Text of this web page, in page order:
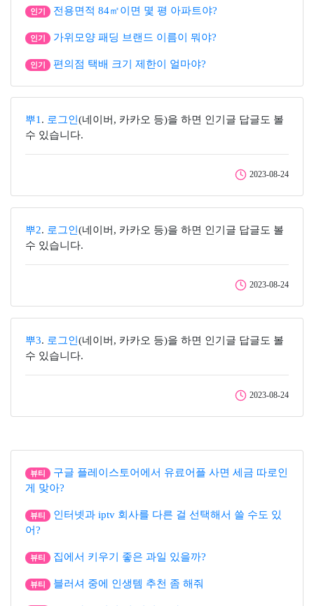
인기 전용면적 84㎡이면 몇 평 아파트야?
인기 가위모양 패딩 브랜드 이름이 뭐야?
인기 편의점 택배 크기 제한이 얼마야?
뿌1 . 로그인 (네이버, 카카오 등)을 하면 인기글 답글도 볼
수 있습니다.
2023-08-24
뿌2. 로그인 (네이버, 카카오 등)을 하면 인기글 답글도 볼
수 있습니다.
2023-08-24
뿌3. 로그인 (네이버, 카카오 등)을 하면 인기글 답글도 볼
수 있습니다.
2023-08-24
뷰티
구글 플레이스토어에서 유료어플 사면 세금 따로인
게 맞아?
뷰티
인터넷과 iptv 회사를 다른 걸 선택해서 쓸 수도 있
어?
뷰티 집에서 키우기 좋은 과일 있을까?
뷰티 블러셔 중에 인생템 추천 좀 해줘